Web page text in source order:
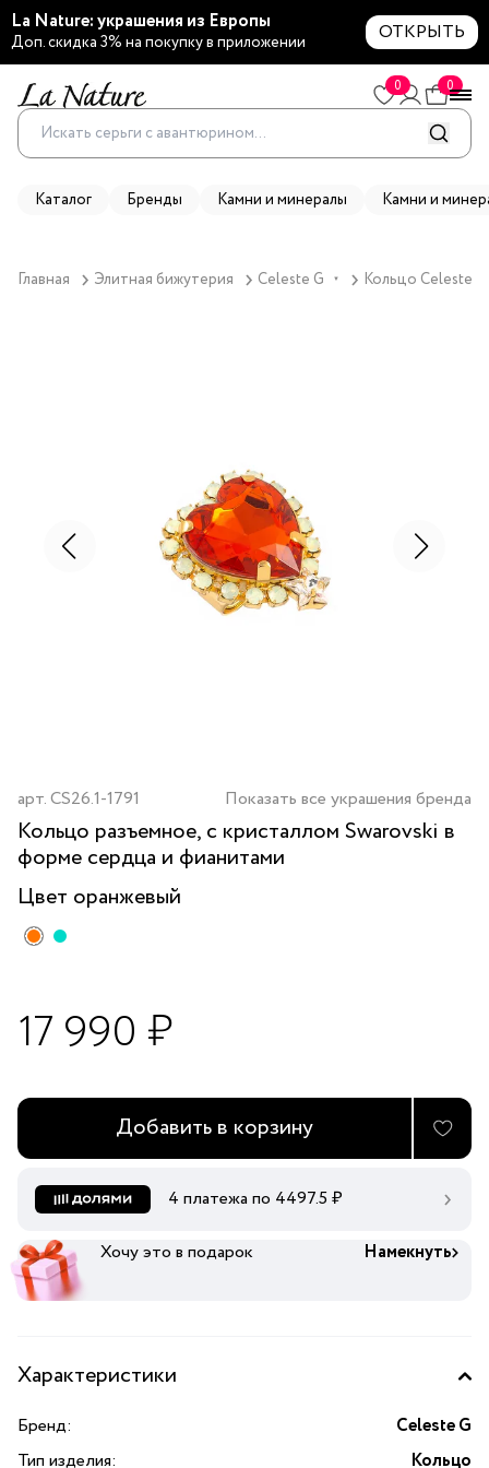
La Nature: украшения из Европы
Доп. скидка 3% на покупку в приложении ОТКРЫТЬ
0 0
Каталог Бренды Камни и минералы Камни и
Главная Элитная бижутерия Celeste G ▼ Кольцо Celeste
арт.CS26.1-1791 Показать все украшения бренда
Кольцо разъемное, с кристаллом Swarovski в
форме сердца и фианитами
Цвет оранжевый
17 990 ₽
Добавить в корзину
4 платежа по 4497.5 ₽
Хочу это в подарок Намекнуть
Характеристики
Бренд:
Celeste G
Тип изделия:
Кольцо